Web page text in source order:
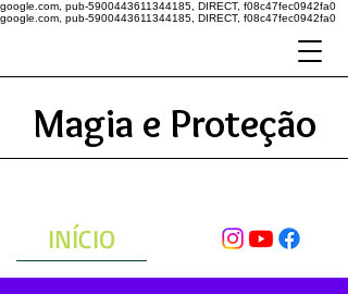
google.com, pub-5900443611344185, DIRECT, f08c47fec0942fa0
google.com, pub-5900443611344185, DIRECT, f08c47fec0942fa0
Magia e Proteção
INÍCIO